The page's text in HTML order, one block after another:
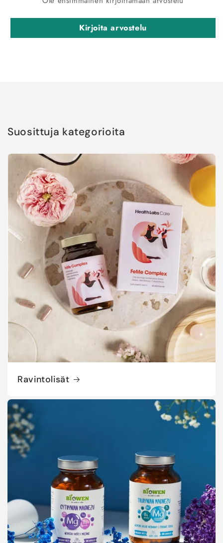
Kirjoita arvostelu
Suosittuja kategorioita
Ravintolisät